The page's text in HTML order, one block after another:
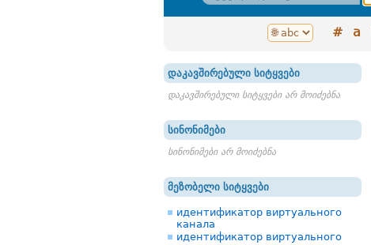
# a
დაკავშირებული სიტყვები
დაკავშირებული სიტყვები არ მოიძებნა
სინონიმები
სინონიმები არ მოიძებნა
მეზობელი სიტყვები
идентификатор виртуального
канала
идентификатор виртуального